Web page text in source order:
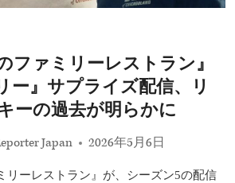
ファミリーレストラン』
ー』サプライズ配信、リ
ーの過去が明らかに
Japan 2026年5月6日
リーレストラン』が、シーズン5の配信